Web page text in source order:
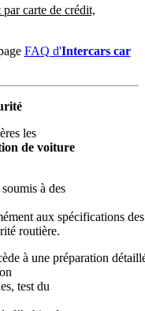
carte de crédit,
FAQ d'Intercars car
les
de voiture
à des
aux spécifications
routière.
à une préparation
test du